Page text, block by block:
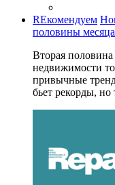
REкомендуем
половины
Вторая
недвижимости
привычные
бьет рекорды, но